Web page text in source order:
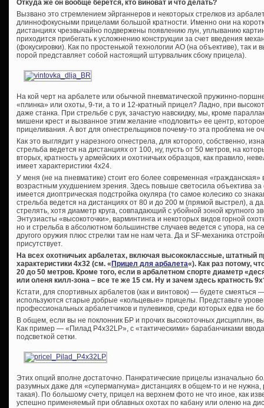
Откуда же он вообще берется, кто виноват и что делать?
Вызвано это стремлением эйрганнеров и некоторых стрелков из
длиннофокусными прицелами большой кратности. Именно они на
дистанциях чрезвычайно подвержены появлению лун, уплыванию
приходится прибегать к усложнению конструкции за счет введения
(фокусировки). Как по простенькой технологии АО (на объективе), так и
порой представляет собой настоящий штурвальчик сбоку прицела).
На кой черт на арбалете или обычной пневматической пружинно-
«плинка» или охоты, 9-ти, а то и 12-кратный прицел? Ладно, при
даже станка. При стрельбе с рук, зачастую навскидку, мы, кроме
мишени крест и вызванное этим желание «подловить» ее центр,
прицеливания. А вот для огнестрельщиков почему-то эта проблема не
Как это выглядит у нарезного огнестрела, для которого, собственно,
стрельба ведется на дистанциях от 100, ну, пусть от 50 метров, на
вторых, кратность у армейских и охотничьих образцов, как правило,
имеет характеристики 4х24.
У меня (не на пневматике) стоит его более современная
возрастным ухудшением зрения. Здесь повыше светосила объектива
имеется диоптрическая подстройка окуляра (то самое колесико со
стрельба ведется на дистанциях от 80 и до 200 м (прямой выстрел), а
стрелять, хотя диаметр круга, совпадающий с убойной зоной крупного
Энтузиасты «высокоточки», варминтинга и некоторых видов горной
но и стрельба в абсолютном большинстве случаев ведется с упора, на
другого оружия плюс стрелки там не нам чета. Да и SF-механика
присутствует.
На всех охотничьих арбалетах, включая высококлассные, штатный
характеристики 4х32 (см. « Прицел для арбалета«). Как раз потому,
20 до 50 метров. Кроме того, если в арбалетном спорте диаметр
или оленя килл-зона – все те же 15 см. Ну и зачем здесь кратность
Кстати, для спортивных арбалетов (как и винтовок) — будете
используются старые добрые «кольцевые» прицелы. Представьте
профессиональных арбалетчиков и пулевиков, среди которых едва не
В общем, если вы не поклонник БР и прочих высокоточных дисциплин,
Как пример — «Пилад P4x32LP», с «тактическими» барабанчиками
подсветкой сетки.
Этих опций вполне достаточно. Панкратические прицелы изначально
разумных даже для «супермагнума» дистанциях в общем-то и не нужна,
такая). По большому счету, прицел на верхнем фото не что иное, как
успешно применяемый при облавных охотах по кабану или оленю на